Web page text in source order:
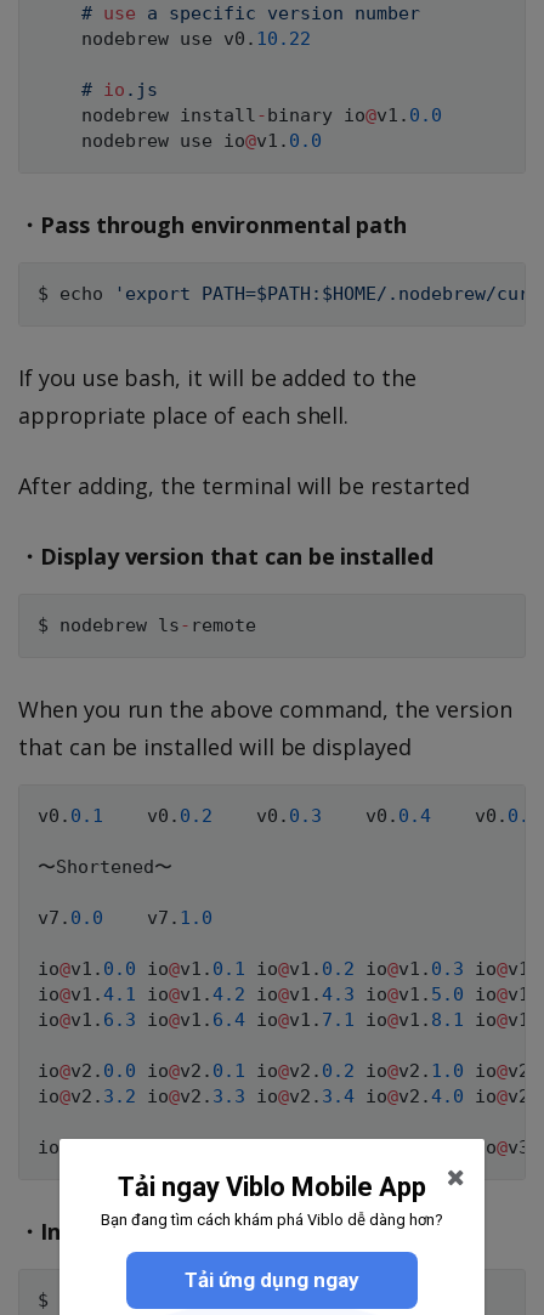
# use
a specific version number
    nodebrew use v0
. 10.22
# io . js
    nodebrew install
-binary io@v1 . 0.0
    nodebrew use io
@v1 . 0.0
・Pass through environmental path
$ echo 'export PATH=$PATH:$HOME/.nodebrew/
If you use bash, it will be added to the
appropriate place of each shell.
After adding, the terminal will be restarted
・Display version that can be installed
$ nodebrew ls-
When you run the above command, the version
that can be installed will be displayed
v0 . 0.1
    v0
. 0.2
    v0
. 0.3
    v0
. 0.4
    v0
. 0.5
〜Shortened〜
v7 . 0.0
    v7
. 1.0
io@v1 . 0.0 io@v1 . 0.1 io@v1 . 0.2 io@v1 . 0.3 io@v1
io@v1 .4.1 io@v1 .4.2 io@v1 .4.3 io@v1 . 5.0 io@v1
io@v1 . 6.3 io@v1 . 6.4 io@v1 . 7.1 io@v1 . 8.1 io@v1
io@v2 . 0.0 io@v2 . 0.1 io@v2 . 0.2 io@v2 . 1.0 io@v2
io@v2 . 3.2 io@v2 . 3.3 io@v2 . 3.4 io@v2 .4.0 io@v2
io@ io@v3
・Install
$ nodebrew install }
Tải ngay Viblo Mobile App
Bạn đang tìm cách khám phá Viblo dễ dàng hơn?
Tải ứng dụng ngay